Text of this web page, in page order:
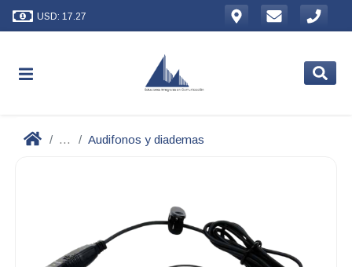
USD: 17.27
... Audifonos y diademas